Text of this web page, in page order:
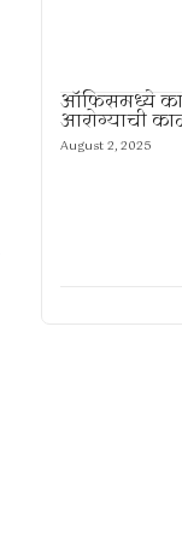
ऑफिसमध्ये
आरोग्याची
August 2, 2025